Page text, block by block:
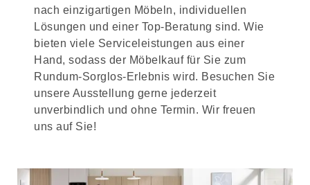
nach einzigartigen Möbeln, individuellen
Lösungen und einer Top-Beratung sind. Wie
bieten viele Serviceleistungen aus einer
Hand, sodass der Möbelkauf für Sie zum
Rundum-Sorglos-Erlebnis wird. Besuchen Sie
unsere Ausstellung gerne jederzeit
unverbindlich und ohne Termin. Wir freuen
uns auf Sie!